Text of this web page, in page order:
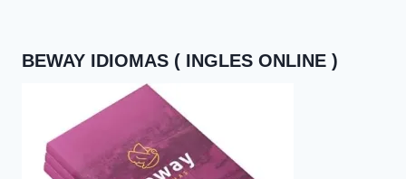
BEWAY IDIOMAS ( INGLES ONLINE )